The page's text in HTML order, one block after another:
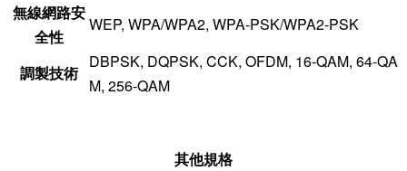
無線網路安
全性
WEP, WPA/WPA2, WPA-PSK/WPA2-PSK
調製技術
DBPSK, DQPSK, CCK, OFDM, 16-QAM, 64-QA
M, 256-QAM
其他規格